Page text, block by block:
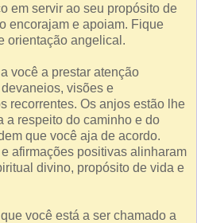
em servir ao seu propósito de
encorajam e apoiam. Fique
orientação angelical.
você a prestar atenção
visões e
recorrentes. Os anjos estão lhe
a respeito do caminho e do
que você aja de acordo.
afirmações positivas alinharam
divino, propósito de vida e
você está a ser chamado a